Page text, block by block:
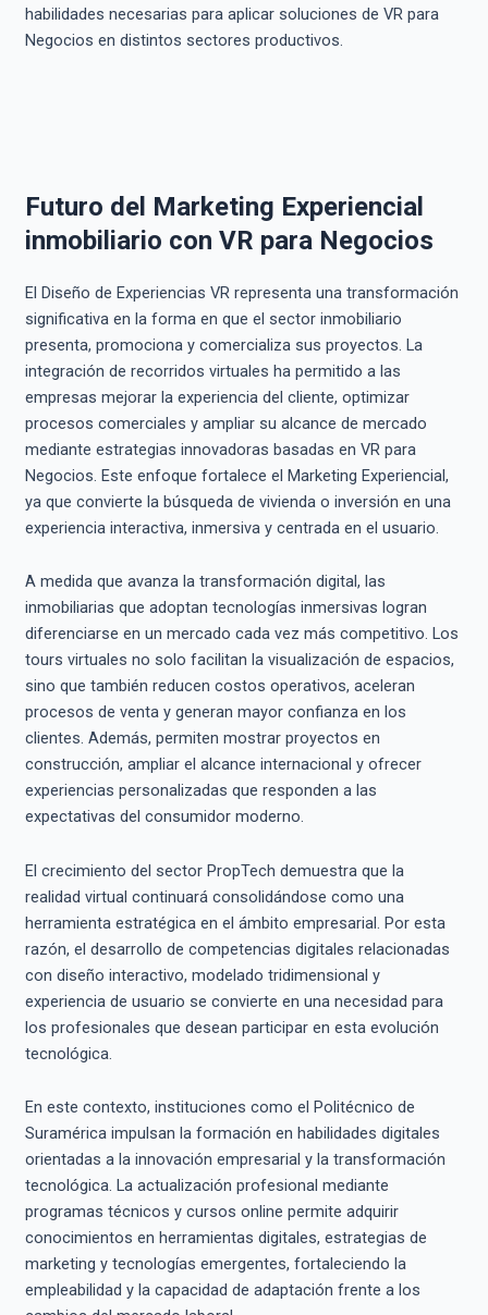
habilidades necesarias para aplicar soluciones de VR para
Negocios en distintos sectores productivos.
Futuro del Marketing Experiencial
inmobiliario con VR para Negocios
El Diseño de Experiencias VR representa una transformación
significativa en la forma en que el sector inmobiliario
presenta, promociona y comercializa sus proyectos. La
integración de recorridos virtuales ha permitido a las
empresas mejorar la experiencia del cliente, optimizar
procesos comerciales y ampliar su alcance de mercado
mediante estrategias innovadoras basadas en VR para
Negocios. Este enfoque fortalece el Marketing Experiencial,
ya que convierte la búsqueda de vivienda o inversión en una
experiencia interactiva, inmersiva y centrada en el usuario.
A medida que avanza la transformación digital, las
inmobiliarias que adoptan tecnologías inmersivas logran
diferenciarse en un mercado cada vez más competitivo. Los
tours virtuales no solo facilitan la visualización de espacios,
sino que también reducen costos operativos, aceleran
procesos de venta y generan mayor confianza en los
clientes. Además, permiten mostrar proyectos en
construcción, ampliar el alcance internacional y ofrecer
experiencias personalizadas que responden a las
expectativas del consumidor moderno.
El crecimiento del sector PropTech demuestra que la
realidad virtual continuará consolidándose como una
herramienta estratégica en el ámbito empresarial. Por esta
razón, el desarrollo de competencias digitales relacionadas
con diseño interactivo, modelado tridimensional y
experiencia de usuario se convierte en una necesidad para
los profesionales que desean participar en esta evolución
tecnológica.
En este contexto, instituciones como el Politécnico de
Suramérica impulsan la formación en habilidades digitales
orientadas a la innovación empresarial y la transformación
tecnológica. La actualización profesional mediante
programas técnicos y cursos online permite adquirir
conocimientos en herramientas digitales, estrategias de
marketing y tecnologías emergentes, fortaleciendo la
empleabilidad y la capacidad de adaptación frente a los